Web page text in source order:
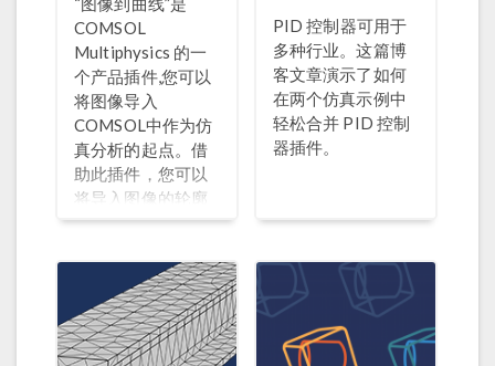
COMSOL
Multiphysics 的一
个产品插件,您可以
将图像导入
COMSOL中作为仿
真分析的起点。借
助此插件，您可以
将导入图像的轮廓
创建为插值曲线，
型几何的一部分。
这篇博客，我们将
演示如何使用这项
功能。
PID 控制器可用于
多种行业。这篇博
客文章演示了如何
在两个仿真示例中
轻松合并 PID 控制
器插件。